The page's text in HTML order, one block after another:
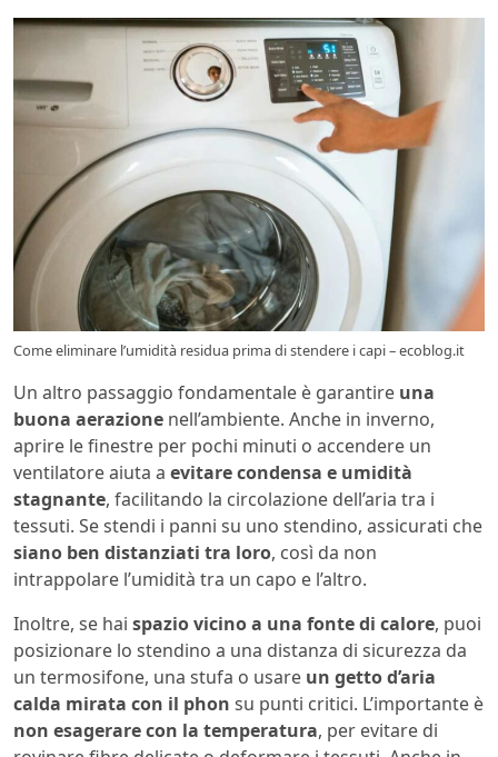
Come eliminare l’umidità residua prima di stendere i capi – ecoblog.it
Un altro passaggio fondamentale è garantire una
buona aerazione nell’ambiente. Anche in inverno,
aprire le finestre per pochi minuti o accendere un
ventilatore aiuta a evitare condensa e umidità
stagnante, facilitando la circolazione dell’aria tra i
tessuti. Se stendi i panni su uno stendino, assicurati che
siano ben distanziati tra loro, così da non
intrappolare l’umidità tra un capo e l’altro.
Inoltre, se hai spazio vicino a una fonte di calore, puoi
posizionare lo stendino a una distanza di sicurezza da
un termosifone, una stufa o usare un getto d’aria
calda mirata con il phon su punti critici. L’importante è
non esagerare con la temperatura, per evitare di